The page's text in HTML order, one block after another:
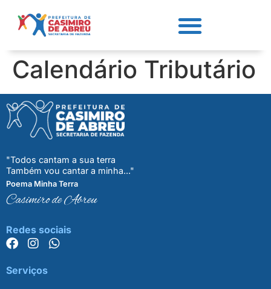
Calendário Tributário
"Todos cantam a sua terra
Também vou cantar a minha..."
Poema Minha Terra
Casimiro de Abreu
Redes sociais
Serviços